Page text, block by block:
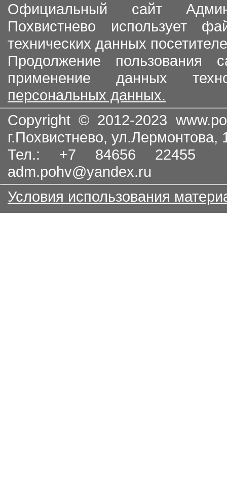
Официальный сайт
Похвистнево использует
технических данных
Продолжение пользования
применение данных
персональных данных.
Copyright © 2012-2023
г.Похвистнево, ул.Лермонтова,
Тел.: +7 84656
adm.pohv@yandex.ru
Условия использования